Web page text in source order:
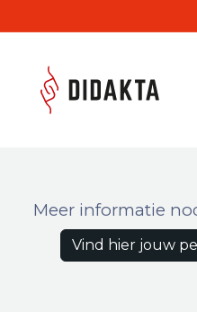
Meer informatie
Vind hier jouw